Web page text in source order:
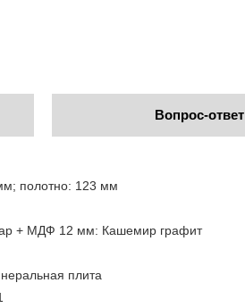
Вопрос-ответ
полотно: 123 мм
+ МДФ 12 мм: Кашемир графит
плита